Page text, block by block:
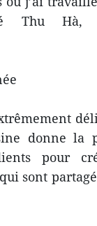
Thu Hà,
donne la
pour
sont